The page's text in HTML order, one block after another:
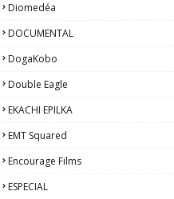
Diomedéa
DOCUMENTAL
DogaKobo
Double Eagle
EKACHI EPILKA
EMT Squared
Encourage Films
ESPECIAL